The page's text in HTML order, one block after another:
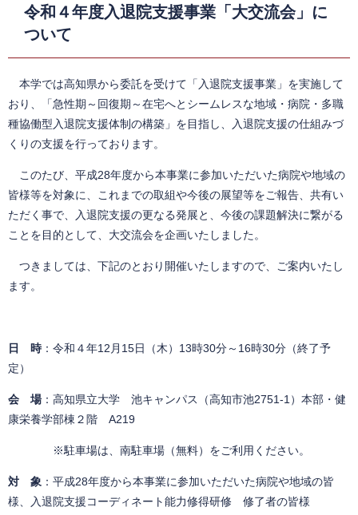
令和４年度入退院支援事業「大交流会」に
ついて
本学では高知県から委託を受けて「入退院支援事業」を実施して
おり、「急性期～回復期～在宅へとシームレスな地域・病院・多職
種協働型入退院支援体制の構築」を目指し、入退院支援の仕組みづ
くりの支援を行っております。
このたび、平成28年度から本事業に参加いただいた病院や地域の
皆様等を対象に、これまでの取組や今後の展望等をご報告、共有い
ただく事で、入退院支援の更なる発展と、今後の課題解決に繋がる
ことを目的として、大交流会を企画いたしました。
つきましては、下記のとおり開催いたしますので、ご案内いたし
ます。
日 時：令和４年12月15日（木）13時30分～16時30分（終了予
定）
会 場：高知県立大学 池キャンパス（高知市池2751-1）本部・健
康栄養学部棟２階 A219
※駐車場は、南駐車場（無料）をご利用ください。
対 象 ：平成28年度から本事業に参加いただいた病院や地域の皆
様、入退院支援コーディネート能力修得研修 修了者の皆様